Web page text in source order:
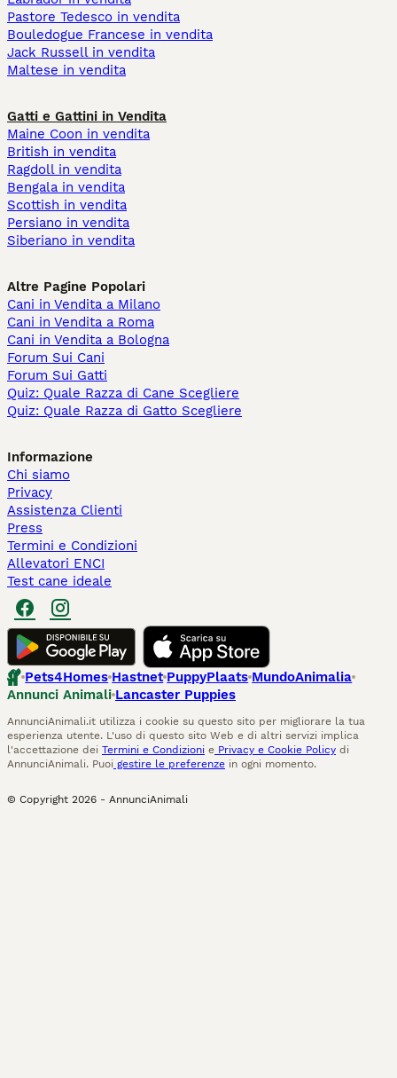
Pastore Tedesco in vendita
Bouledogue Francese in vendita
Jack Russell in vendita
Maltese in vendita
Gatti e Gattini in Vendita
Maine Coon in vendita
British in vendita
Ragdoll in vendita
Bengala in vendita
Scottish in vendita
Persiano in vendita
Siberiano in vendita
Altre Pagine Popolari
Cani in Vendita a Milano
Cani in Vendita a Roma
Cani in Vendita a Bologna
Forum Sui Cani
Forum Sui Gatti
Quiz: Quale Razza di Cane Scegliere
Quiz: Quale Razza di Gatto Scegliere
Informazione
Chi siamo
Privacy
Assistenza Clienti
Press
Termini e Condizioni
Allevatori ENCI
Test cane ideale
Pets4Homes Hastnet PuppyPlaats MundoAnimalia
Annunci Animali Lancaster Puppies
AnnunciAnimali.it utilizza i cookie su questo sito per migliorare la tua
esperienza utente. L'uso di questo sito Web e di altri servizi implica
l'accettazione dei Termini e Condizioni e Privacy e Cookie Policy di
AnnunciAnimali. Puoi gestire le preferenze in ogni momento.
© Copyright 2026 - AnnunciAnimali